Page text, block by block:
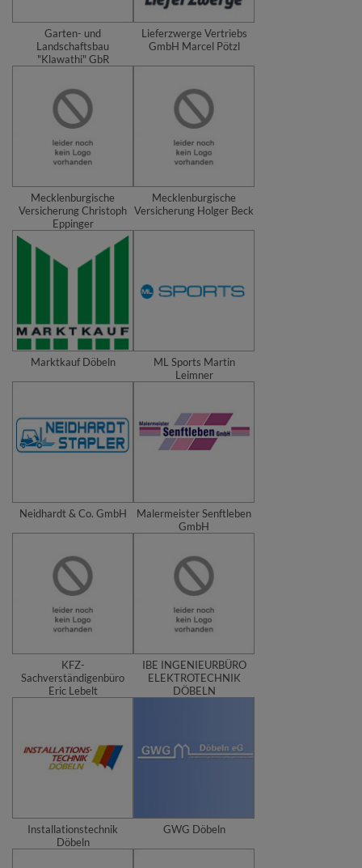
Garten- und
Landschaftsbau
"Klawathi" GbR
Lieferzwerge Vertriebs
GmbH Marcel Pötzl
Mecklenburgische
Versicherung Christoph
Eppinger
Mecklenburgische
Versicherung Holger Beck
Marktkauf Döbeln
ML Sports Martin
Leimner
Neidhardt & Co. GmbH
Malermeister Senftleben
GmbH
KFZ-
Sachverständigenbüro
Eric Lebelt
IBE INGENIEURBÜRO
ELEKTROTECHNIK
DÖBELN
Installationstechnik
Döbeln
GWG Döbeln